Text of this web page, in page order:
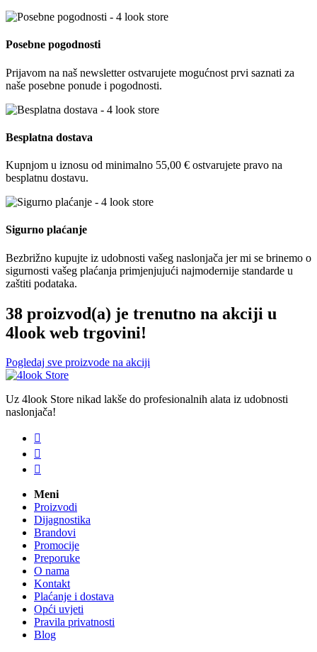
Posebne pogodnosti
Prijavom na naš newsletter ostvarujete mogućnost prvi saznati za
naše posebne ponude i pogodnosti.
Besplatna dostava
Kupnjom u iznosu od minimalno 55,00 € ostvarujete pravo na
besplatnu dostavu.
Sigurno plaćanje
Bezbrižno kupujte iz udobnosti vašeg naslonjača jer mi se brinemo o
sigurnosti vašeg plaćanja primjenjujući najmodernije standarde u
zaštiti podataka.
38 proizvod(a) je trenutno na akciji u
4look web trgovini!
Pogledaj sve proizvode na akciji
Uz 4look Store nikad lakše do profesionalnih alata iz udobnosti
naslonjača!



Meni
Proizvodi
Dijagnostika
Brandovi
Promocije
Preporuke
O nama
Kontakt
Plaćanje i dostava
Opći uvjeti
Pravila privatnosti
Blog